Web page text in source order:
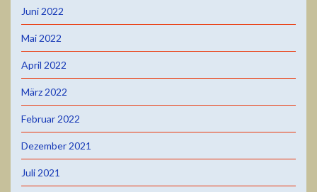
Juni 2022
Mai 2022
April 2022
März 2022
Februar 2022
Dezember 2021
Juli 2021